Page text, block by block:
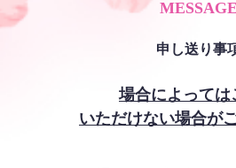
MESSAGE
申し送り事
場合によっては
いただけない場合が